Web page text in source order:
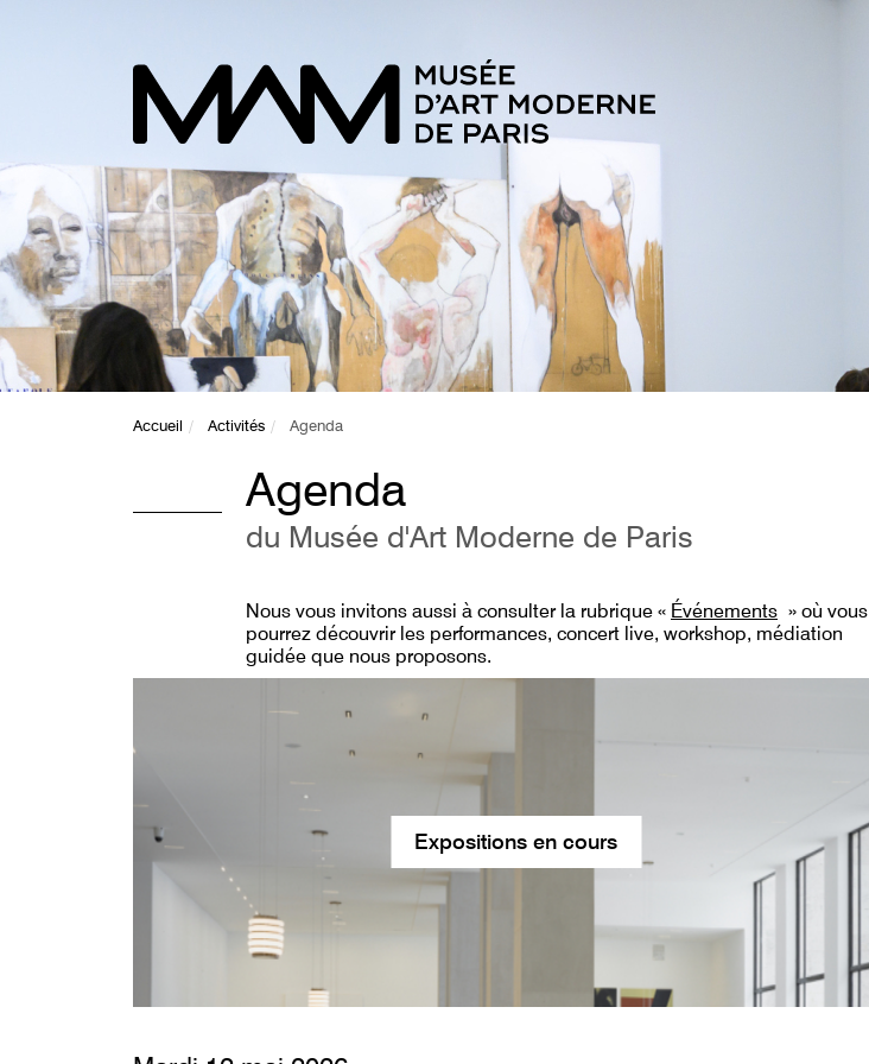
Accueil Activités Agenda
Agenda
du Musée d'Art Moderne de Paris
Nous vous invitons aussi à consulter la rubrique « Événements » où vous
pourrez découvrir les performances, concert live, workshop, médiation
guidée que nous proposons.
Expositions en cours